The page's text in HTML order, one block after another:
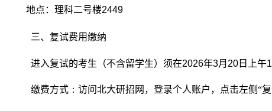
地点：理科二号楼2449
三、复试费用缴纳
进入复试的考生（不含留学生）须在2026年3月 20 日上午
缴费方式 ： 访问北大研招网，登录个人账户，点击左侧“复